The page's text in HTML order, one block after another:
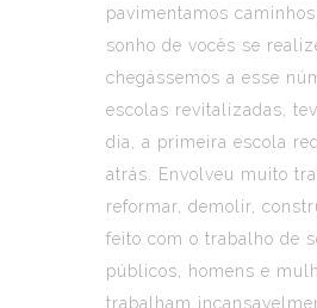
pavimentamos
sonho de vocês se
chegássemos a esse
escolas revitalizadas,
dia, a primeira escola
atrás. Envolveu muito
reformar, demolir,
feito com o trabalho de
públicos, homens e
trabalham